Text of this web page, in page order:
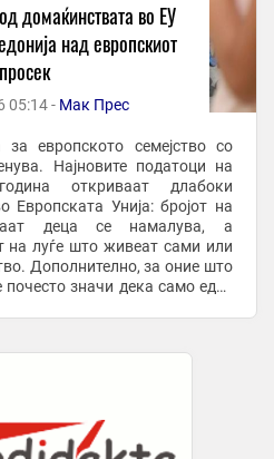
домаќинствата во ЕУ
над европскиот
просек
05:14 - Мак Прес
за европското семејство со
Најновите податоци на
откриваат длабоки
Европската Унија: бројот на
деца се намалува, а
на луѓе што живеат сами или
Дополнително, за оние што
значи дека само еден